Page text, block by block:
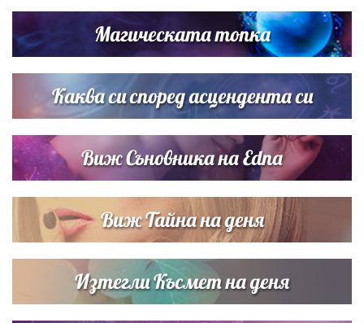
си деца на семейна морска приказка
Звездна ваканция в Майорка: Дженифър Анистън,
Кортни Кокс и Джим Къртис заедно на яхта
Магическата топка
Каква си според асцендента си
Виж Съновника на Edna
Виж Тайна на деня
Изтегли Късмет на деня